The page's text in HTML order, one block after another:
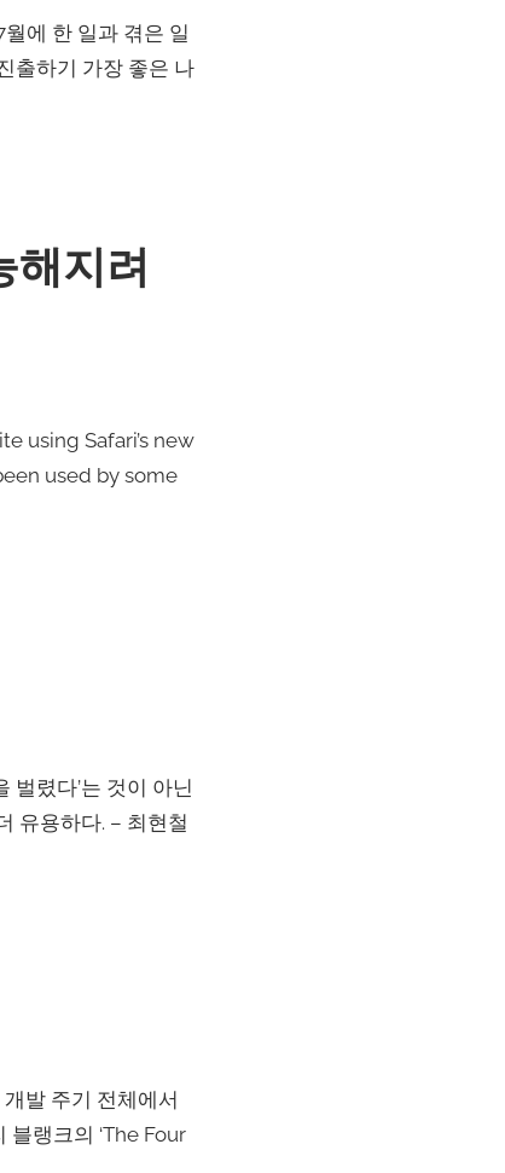
에 한 일과 겪은 일
출하기 가장 좋은 나
해지려
using Safari’s new
used by some
벌렸다’는 것이 아닌
유용하다. – 최현철
발 주기 전체에서
랭크의 ‘The Four